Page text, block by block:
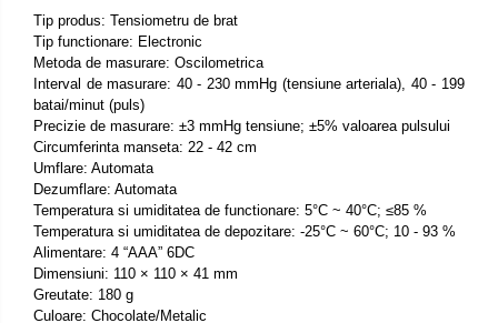
Tip produs: Tensiometru de brat
Tip functionare: Electronic
Metoda de masurare: Oscilometrica
Interval de masurare: 40 - 230 mmHg (tensiune arteriala), 40 - 199
batai/minut (puls)
Precizie de masurare: ±3 mmHg tensiune; ±5% valoarea pulsului
Circumferinta manseta: 22 - 42 cm
Umflare: Automata
Dezumflare: Automata
Temperatura si umiditatea de functionare: 5°C ~ 40°C; ≤85 %
Temperatura si umiditatea de depozitare: -25°C ~ 60°C; 10 - 93 %
Alimentare: 4 “AAA” 6DC
Dimensiuni: 110 × 110 × 41 mm
Greutate: 180 g
Culoare: Chocolate/Metalic